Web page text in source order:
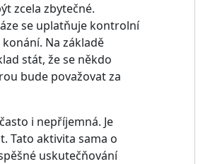
zcela zbytečné.
se uplatňuje kontrolní
Na základě
stát, že se někdo
bude považovat za
i nepříjemná. Je
Tato aktivita sama o
uskutečňování